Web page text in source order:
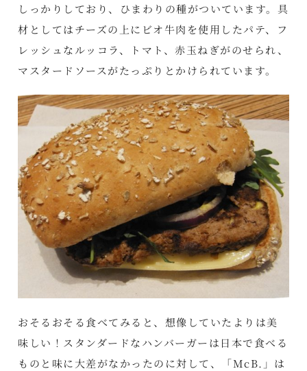
しっかりしており、ひまわりの種がついています。具
材としてはチーズの上にビオ牛肉を使用したパテ、フ
レッシュなルッコラ、トマト、赤玉ねぎがのせられ、
マスタードソースがたっぷりとかけられています。
おそるおそる食べてみると、想像していたよりは美
味しい！スタンダードなハンバーガーは日本で食べる
ものと味に大差がなかったのに対して、「McB.」は